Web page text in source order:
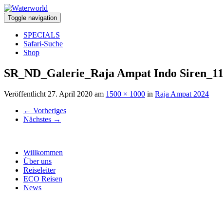
Toggle navigation
SPECIALS
Safari-Suche
Shop
SR_ND_Galerie_Raja Ampat Indo Siren_11
Veröffentlicht 27. April 2020 am 1500 × 1000 in Raja Ampat 2024
← Vorheriges
Nächstes →
Willkommen
Über uns
Reiseleiter
ECO Reisen
News